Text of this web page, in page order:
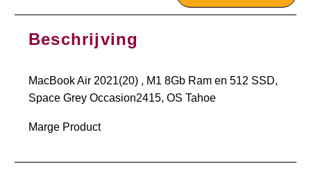
Beschrijving
MacBook Air 2021(20) , M1 8Gb Ram en 512 SSD,
Space Grey Occasion2415, OS Tahoe
Marge Product